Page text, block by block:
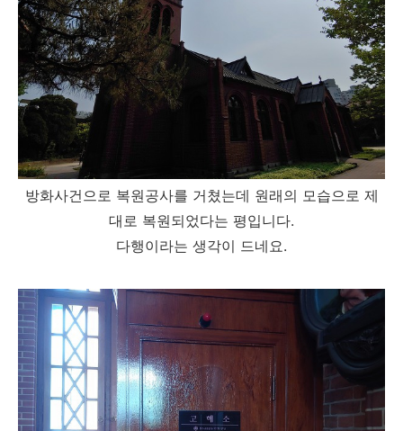
방화사건으로 복원공사를 거쳤는데 원래의 모습으로 제
대로 복원되었다는 평입니다.
다행이라는 생각이 드네요.